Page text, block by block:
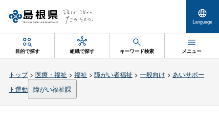
Language
目的で探す 組織で探す キーワード検索 メニュー
トップ> 医療・福祉 > 福祉 > 障がい者福祉 > 一般向け > あいサポー
ト運動 障がい福祉課